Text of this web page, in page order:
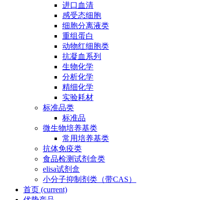
进口血清
感受态细胞
细胞分离液类
重组蛋白
动物红细胞类
抗凝血系列
生物化学
分析化学
精细化学
实验耗材
标准品类
标准品
微生物培养基类
常用培养基类
抗体免疫类
食品检测试剂盒类
elisa试剂盒
小分子抑制剂类（带CAS）
首页 (current)